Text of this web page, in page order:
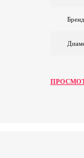
Бренд